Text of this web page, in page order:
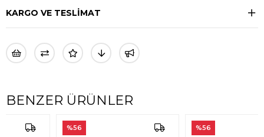
KARGO VE TESLİMAT
BENZER ÜRÜNLER
%56 %56